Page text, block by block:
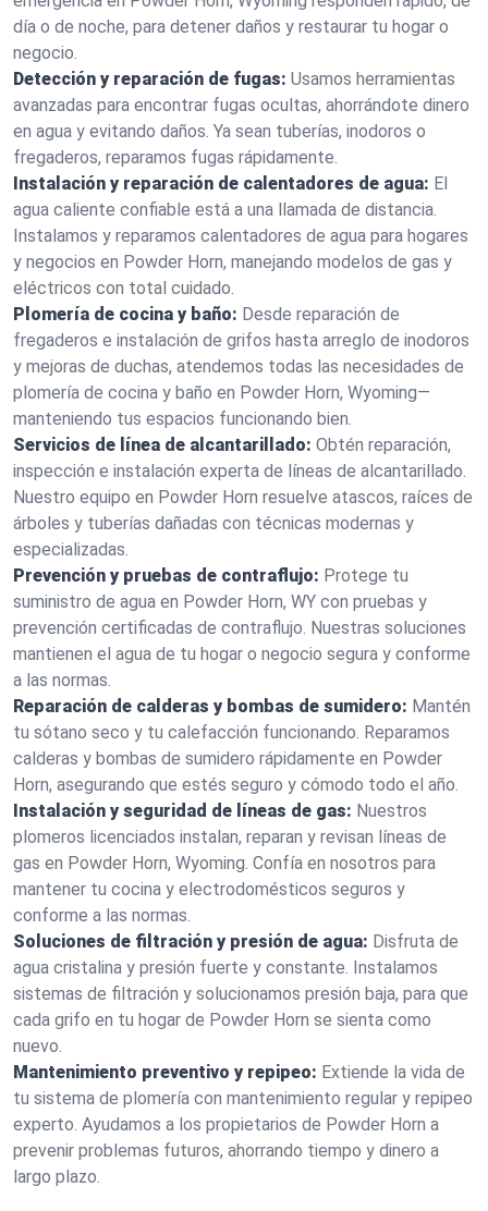
día o de noche, para detener daños y restaurar tu hogar o
negocio.
Detección y reparación de fugas: Usamos herramientas
avanzadas para encontrar fugas ocultas, ahorrándote dinero
en agua y evitando daños. Ya sean tuberías, inodoros o
fregaderos, reparamos fugas rápidamente.
Instalación y reparación de calentadores de agua: El
agua caliente confiable está a una llamada de distancia.
Instalamos y reparamos calentadores de agua para hogares
y negocios en Powder Horn, manejando modelos de gas y
eléctricos con total cuidado.
Plomería de cocina y baño: Desde reparación de
fregaderos e instalación de grifos hasta arreglo de inodoros
y mejoras de duchas, atendemos todas las necesidades de
plomería de cocina y baño en Powder Horn, Wyoming—
manteniendo tus espacios funcionando bien.
Servicios de línea de alcantarillado: Obtén reparación,
inspección e instalación experta de líneas de alcantarillado.
Nuestro equipo en Powder Horn resuelve atascos, raíces de
árboles y tuberías dañadas con técnicas modernas y
especializadas.
Prevención y pruebas de contraflujo: Protege tu
suministro de agua en Powder Horn, WY con pruebas y
prevención certificadas de contraflujo. Nuestras soluciones
mantienen el agua de tu hogar o negocio segura y conforme
a las normas.
Reparación de calderas y bombas de sumidero: Mantén
tu sótano seco y tu calefacción funcionando. Reparamos
calderas y bombas de sumidero rápidamente en Powder
Horn, asegurando que estés seguro y cómodo todo el año.
Instalación y seguridad de líneas de gas: Nuestros
plomeros licenciados instalan, reparan y revisan líneas de
gas en Powder Horn, Wyoming. Confía en nosotros para
mantener tu cocina y electrodomésticos seguros y
conforme a las normas.
Soluciones de filtración y presión de agua: Disfruta de
agua cristalina y presión fuerte y constante. Instalamos
sistemas de filtración y solucionamos presión baja, para que
cada grifo en tu hogar de Powder Horn se sienta como
nuevo.
Mantenimiento preventivo y repipeo: Extiende la vida de
tu sistema de plomería con mantenimiento regular y repipeo
experto. Ayudamos a los propietarios de Powder Horn a
prevenir problemas futuros, ahorrando tiempo y dinero a
largo plazo.